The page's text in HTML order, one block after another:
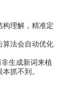
构理解，精准定
算法会自动优化
生成新词来植
抓不到。